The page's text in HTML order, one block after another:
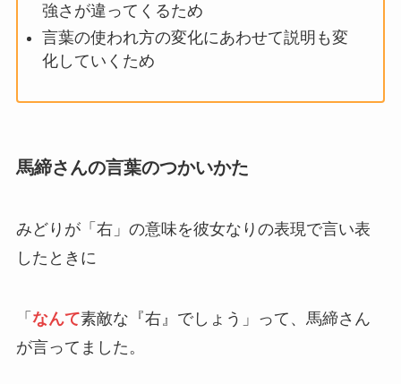
強さが違ってくるため
言葉の使われ方の変化にあわせて説明も変
化していくため
馬締さんの言葉のつかいかた
みどりが「右」の意味を彼女なりの表現で言い表
したときに
「 なんて素敵な『右』でしょう」って、馬締さん
が言ってました。